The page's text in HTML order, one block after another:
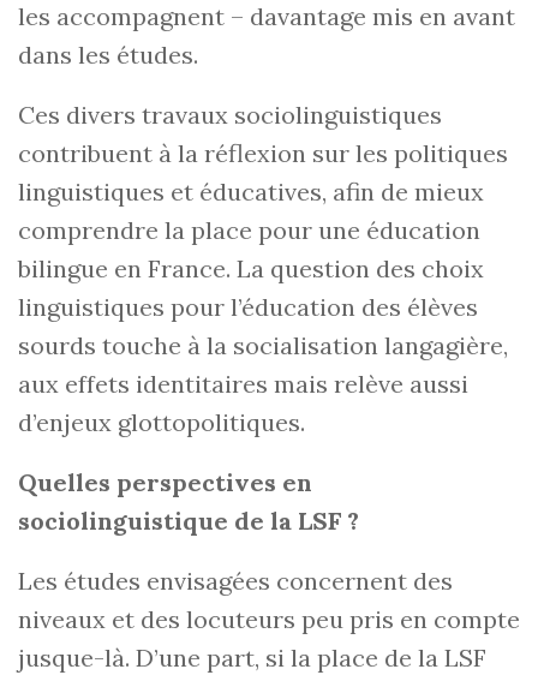
les accompagnent – davantage mis en avant
dans les études.
Ces divers travaux sociolinguistiques
contribuent à la réflexion sur les politiques
linguistiques et éducatives, afin de mieux
comprendre la place pour une éducation
bilingue en France. La question des choix
linguistiques pour l’éducation des élèves
sourds touche à la socialisation langagière,
aux effets identitaires mais relève aussi
d’enjeux glottopolitiques.
Quelles perspectives en
sociolinguistique de la LSF ?
Les études envisagées concernent des
niveaux et des locuteurs peu pris en compte
jusque-là. D’une part, si la place de la LSF